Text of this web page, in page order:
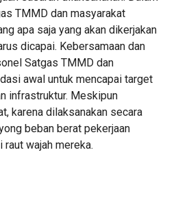
TMMD dan masyarakat
apa saja yang akan dikerjakan
dicapai. Kebersamaan dan
Satgas TMMD dan
awal untuk mencapai target
infrastruktur. Meskipun
karena dilaksanakan secara
beban berat pekerjaan
wajah mereka.